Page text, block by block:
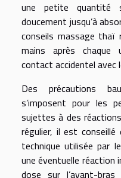
une petite quantité
doucement jusqu’à
conseils massage thaï
mains après
contact accidentel avec
Des précautions
s’imposent pour les
sujettes à des
régulier, il est
technique utilisée par
une éventuelle réaction
dose sur l’avant-